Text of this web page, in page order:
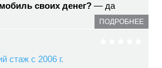
своих денег? — да
ПОДРОБНЕЕ
стаж с 2006 г.